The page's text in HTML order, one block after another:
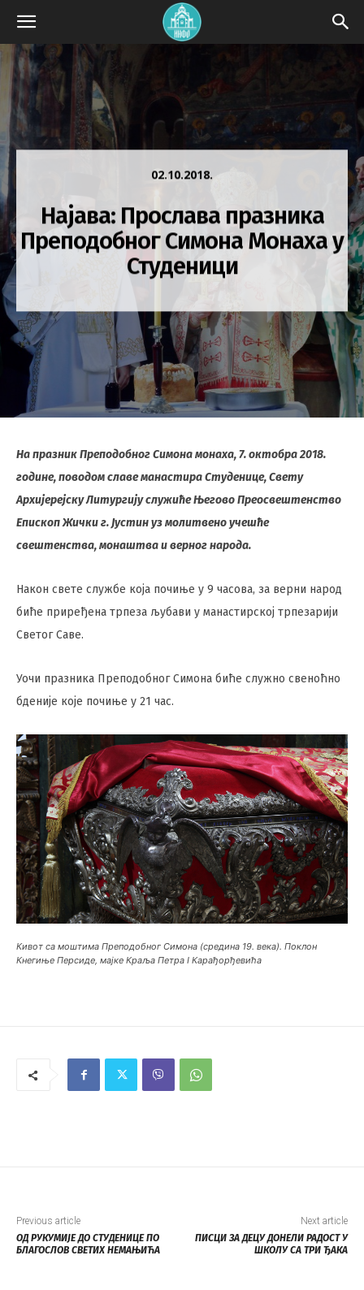
02.10.2018.
Најава: Прослава празника
Преподобног Симона Монаха у
Студеници
На празник Преподобног Симона мoнаха, 7. октобра 2018.
године, поводом славе манастира Студенице, Свету
Архијерејску Литургију служиће Његово Преосвештенство
Епископ Жички г. Јустин уз молитвено учешће
свештенства, монаштва и верног народа.
Након свете службе која почиње у 9 часова, за верни народ
биће приређена трпеза љубави у манастирској трпезарији
Светог Саве.
Уочи празника Преподобног Симона биће служно свеноћно
бденије које почиње у 21 час.
Кивот са моштима Преподобног Симона (средина 19. века). Поклон
Кнегиње Персиде, мајке Краља Петра I Карађорђевића
Previous article
ОД РУКУМИЈЕ ДО СТУДЕНИЦЕ ПО
БЛАГОСЛОВ СВЕТИХ НЕМАЊИЋА
Next article
ПИСЦИ ЗА ДЕЦУ ДОНЕЛИ РАДОСТ У
ШКОЛУ СА ТРИ ЂАКА